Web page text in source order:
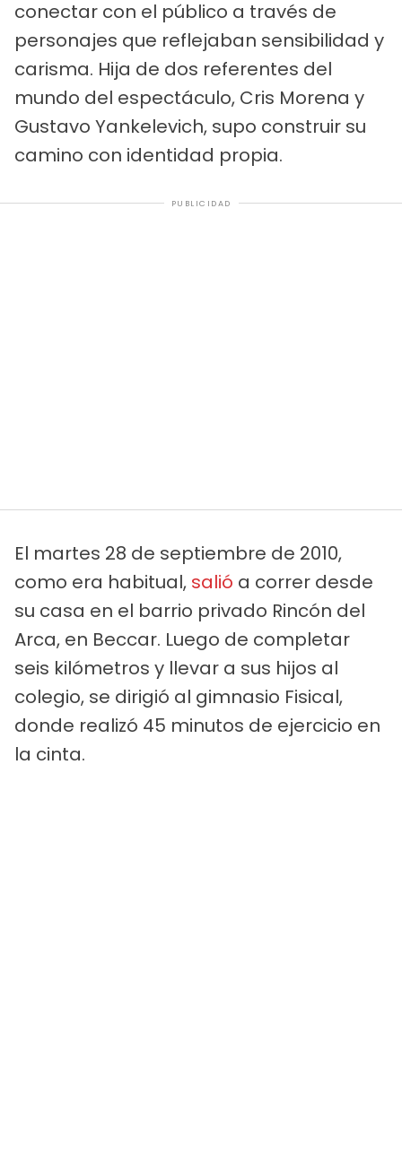
conectar con el público a través de
personajes que reflejaban sensibilidad y
carisma. Hija de dos referentes del
mundo del espectáculo, Cris Morena y
Gustavo Yankelevich, supo construir su
camino con identidad propia.
PUBLICIDAD
El martes 28 de septiembre de 2010,
como era habitual, salió a correr desde
su casa en el barrio privado Rincón del
Arca, en Beccar. Luego de completar
seis kilómetros y llevar a sus hijos al
colegio, se dirigió al gimnasio Fisical,
donde realizó 45 minutos de ejercicio en
la cinta.